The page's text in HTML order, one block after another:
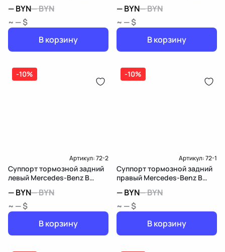
—BYN—BYN
~ — $
В корзину
—BYN—BYN
~ — $
В корзину
-10%
Артикул:72-2
Суппорт тормозной задний
левый Mercedes-Benz B
—BYN—BYN
~ — $
В корзину
-10%
Артикул:72-1
Суппорт тормозной задний
правый Mercedes-Benz B
—BYN—BYN
~ — $
В корзину